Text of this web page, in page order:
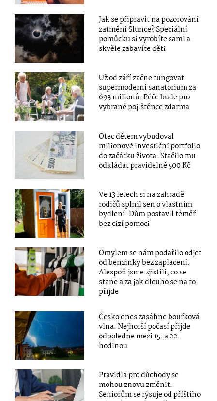
Jak se připravit na pozorování
zatmění Slunce? Speciální
pomůcku si vyrobíte sami a
skvěle zabavíte děti
Už od září začne fungovat
supermoderní sanatorium za
693 milionů. Péče bude pro
vybrané pojištěnce zdarma
Otec dětem vybudoval
milionové investiční portfolio
do začátku života. Stačilo mu
odkládat pravidelně 500 Kč
Ve 13 letech si na zahradě
rodičů splnil sen o vlastním
bydlení. Dům postavil téměř
bez cizí pomoci
Omylem se nám podařilo odjet
od benzinky bez zaplacení.
Alespoň jsme zjistili, co se
stane a za jak dlouho se na to
přijde
Česko dnes zasáhne bouřková
vlna. Nejhorší počasí přijde
odpoledne mezi 15. a 22.
hodinou
Pravidla pro důchody se
mohou znovu změnit.
Seniorům se rýsuje od příštího